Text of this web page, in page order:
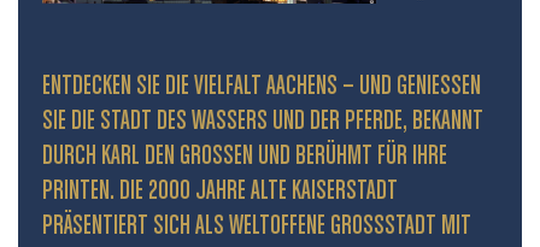
ENTDECKEN SIE DIE VIELFALT AACHENS – UND GENIESSEN S
IE DIE STADT DES WASSERS UND DER PFERDE, BEKANNT D
URCH KARL DEN GROSSEN UND BERÜHMT FÜR IHRE PR
INTEN. DIE 2000 JAHRE ALTE KAISERSTADT PR
ÄSENTIERT SICH ALS WELTOFFENE GROSSSTADT MIT HIS